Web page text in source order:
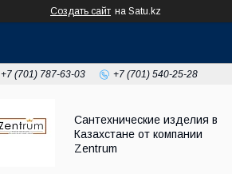
Создать сайт на Satu.kz
+7 (701) 787-63-03 +7 (701) 540-25-28
Сантехнические изделия в
Казахстане от компании
Zentrum